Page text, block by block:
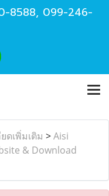
8588, 099-246-
ดเพิ่มเติม >Aisi
& Download